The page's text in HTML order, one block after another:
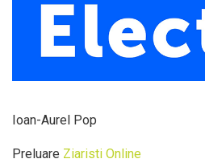
Ioan-Aurel Pop
Preluare Ziaristi Online